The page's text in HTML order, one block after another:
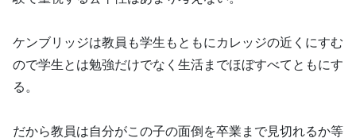
ケンブリッジは教員も学生もともにカレッジの近くにすむ
ので学生とは勉強だけでなく生活までほぼすべてともにす
る。
だから教員は自分がこの子の面倒を卒業まで見切れるか等